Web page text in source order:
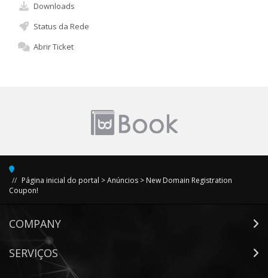
Downloads
Status da Rede
Abrir Ticket
Página inicial do portal >Anúncios > New Domain Registration
Coupon!
COMPANY
SERVIÇOS